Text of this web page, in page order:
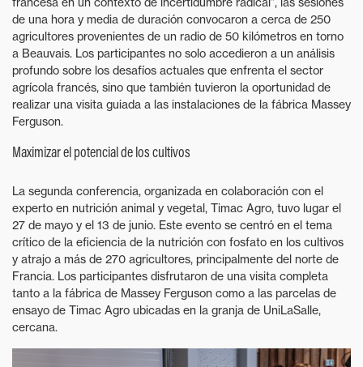
de una hora y media de duración convocaron a cerca de 250
agricultores provenientes de un radio de 50 kilómetros en torno
a Beauvais. Los participantes no solo accedieron a un análisis
profundo sobre los desafíos actuales que enfrenta el sector
agrícola francés, sino que también tuvieron la oportunidad de
realizar una visita guiada a las instalaciones de la fábrica Massey
Ferguson.
Maximizar el potencial de los cultivos
La segunda conferencia, organizada en colaboración con el
experto en nutrición animal y vegetal, Timac Agro, tuvo lugar el
27 de mayo y el 13 de junio. Este evento se centró en el tema
crítico de la eficiencia de la nutrición con fosfato en los cultivos
y atrajo a más de 270 agricultores, principalmente del norte de
Francia. Los participantes disfrutaron de una visita completa
tanto a la fábrica de Massey Ferguson como a las parcelas de
ensayo de Timac Agro ubicadas en la granja de UniLaSalle,
cercana.